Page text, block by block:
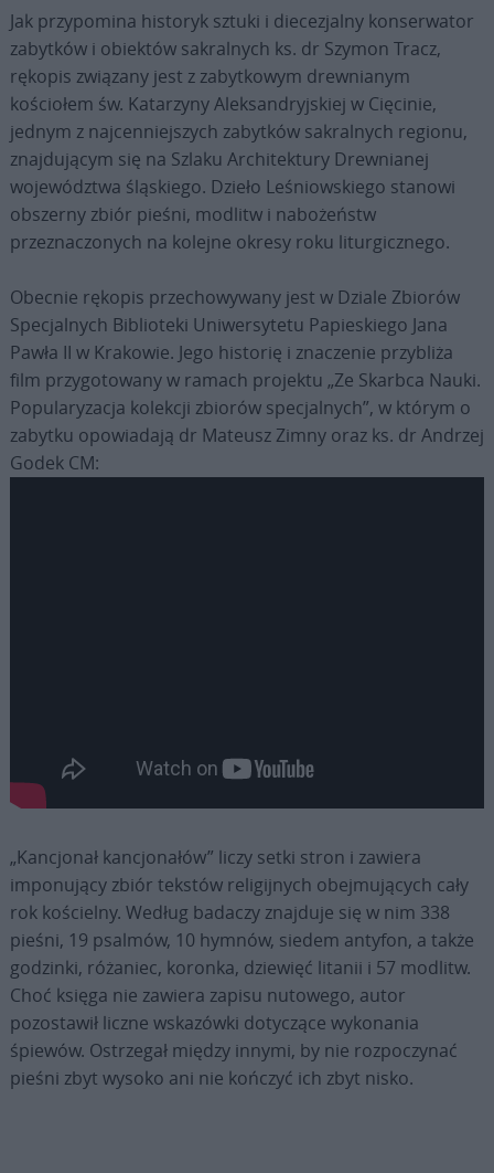
Jak przypomina historyk sztuki i diecezjalny konserwator
zabytków i obiektów sakralnych ks. dr Szymon Tracz,
rękopis związany jest z zabytkowym drewnianym
kościołem św. Katarzyny Aleksandryjskiej w Cięcinie,
jednym z najcenniejszych zabytków sakralnych regionu,
znajdującym się na Szlaku Architektury Drewnianej
województwa śląskiego. Dzieło Leśniowskiego stanowi
obszerny zbiór pieśni, modlitw i nabożeństw
przeznaczonych na kolejne okresy roku liturgicznego.
Obecnie rękopis przechowywany jest w Dziale Zbiorów
Specjalnych Biblioteki Uniwersytetu Papieskiego Jana
Pawła II w Krakowie. Jego historię i znaczenie przybliża
film przygotowany w ramach projektu „Ze Skarbca Nauki.
Popularyzacja kolekcji zbiorów specjalnych”, w którym o
zabytku opowiadają dr Mateusz Zimny oraz ks. dr Andrzej
Godek CM:
„Kancjonał kancjonałów” liczy setki stron i zawiera
imponujący zbiór tekstów religijnych obejmujących cały
rok kościelny. Według badaczy znajduje się w nim 338
pieśni, 19 psalmów, 10 hymnów, siedem antyfon, a także
godzinki, różaniec, koronka, dziewięć litanii i 57 modlitw.
Choć księga nie zawiera zapisu nutowego, autor
pozostawił liczne wskazówki dotyczące wykonania
śpiewów. Ostrzegał między innymi, by nie rozpoczynać
pieśni zbyt wysoko ani nie kończyć ich zbyt nisko.